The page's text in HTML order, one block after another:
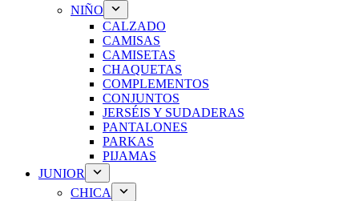
NIÑO
CALZADO
CAMISAS
CAMISETAS
CHAQUETAS
COMPLEMENTOS
CONJUNTOS
JERSÉIS Y SUDADERAS
PANTALONES
PARKAS
PIJAMAS
JUNIOR
CHICA